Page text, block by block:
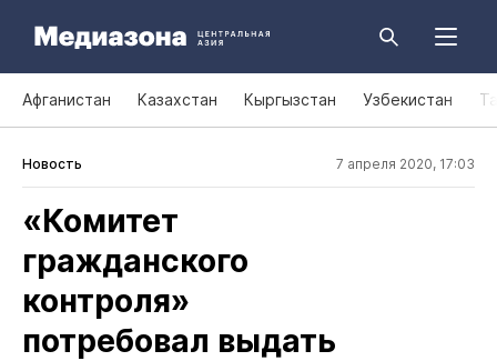
Афганистан Казахстан Кыргызстан Узбекистан
Новость 7 апреля 2020, 17:03
«Комитет
гражданского
контроля»
потребовал выдать